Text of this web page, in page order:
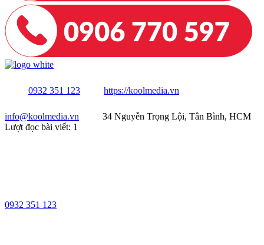
0932 351 123 https://koolmedia.vn
info@koolmedia.vn
34 Nguyễn Trọng Lội, Tân Bình, HCM
Lượt đọc bài viết: 1
0932 351 123